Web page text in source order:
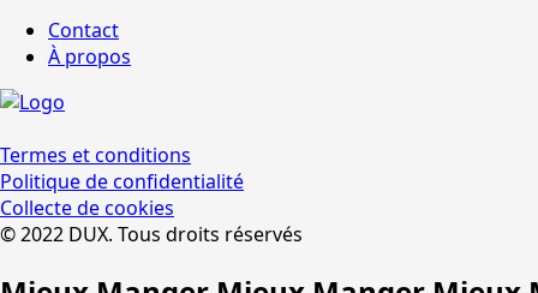
Contact
À propos
Termes et conditions
Politique de confidentialité
Collecte de cookies
© 2022 DUX. Tous droits réservés